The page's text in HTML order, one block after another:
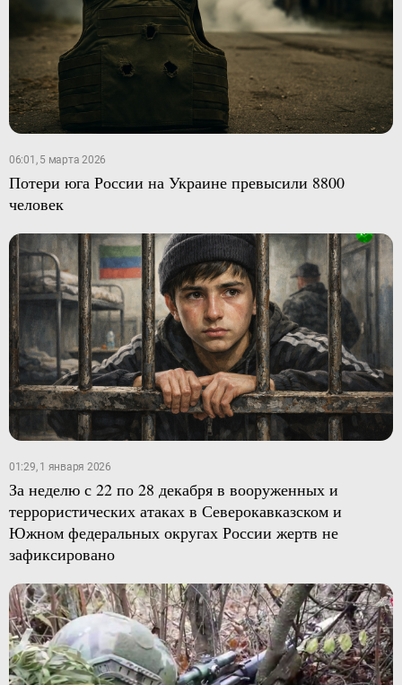
06:01, 5 марта 2026
Потери юга России на Украине превысили 8800
человек
01:29, 1 января 2026
За неделю с 22 по 28 декабря в вооруженных и
террористических атаках в Северокавказском и
Южном федеральных округах России жертв не
зафиксировано